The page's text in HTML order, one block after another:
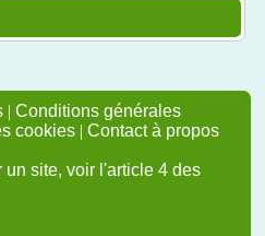
| Conditions générales
cookies | Contact à propos
un site, voir l'article 4 des